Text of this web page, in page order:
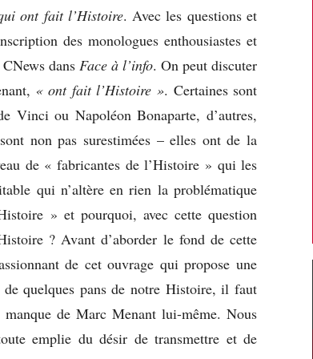
ont fait l’Histoire. Avec les questions et
des monologues enthousiastes et
dansFace à l’info. On peut discuter
« ont fait l’Histoire ». Certaines sont
Vinci ou Napoléon Bonaparte, d’autres,
non pas surestimées – elles ont de la
de « fabricantes de l’Histoire » qui les
qui n’altère en rien la problématique
» et pourquoi, avec cette question
? Avant d’aborder le fond de cette
de cet ouvrage qui propose une
quelques pans de notre Histoire, il faut
de Marc Menant lui-même. Nous
emplie du désir de transmettre et de